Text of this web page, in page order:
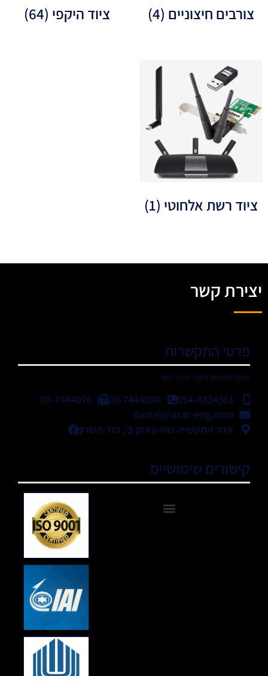
צורבים חיצוניים (4) ציוד היקפי (64)
ציוד רשת אלחוטי (1)
יצירת קשר
פרטי התקשרות
אתם מוזמנים ליצור אתנו קשר
054-8824561
09-7444090
09-7444076
daniel@azar-eng.com
אזור התעשייה נווה-נאמן ב', הוד-השרון
קישורים שימושיים